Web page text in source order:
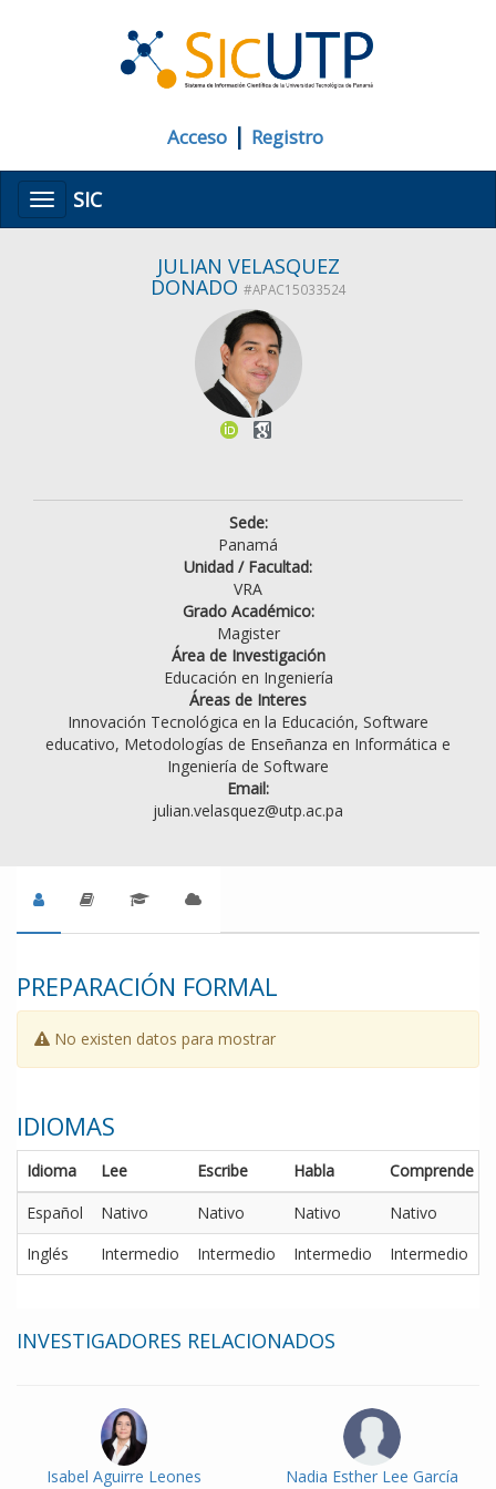
Acceso | Registro
MenúSIC
JULIAN VELASQUEZ
DONADO #APAC15033524
Sede:
Panamá
Unidad / Facultad:
VRA
Grado Académico:
Magister
Área de Investigación
Educación en Ingeniería
Áreas de Interes
Innovación Tecnológica en la Educación, Software
educativo, Metodologías de Enseñanza en Informática e
Ingeniería de Software
Email:
julian.velasquez@utp.ac.pa
PREPARACIÓN FORMAL
No existen datos para mostrar
IDIOMAS
Idioma Lee Escribe Habla
Comprende
Español
Nativo Nativo Nativo
Nativo
Inglés
Intermedio Intermedio Intermedio Intermedio
INVESTIGADORES RELACIONADOS
Isabel Aguirre Leones Nadia Esther Lee García